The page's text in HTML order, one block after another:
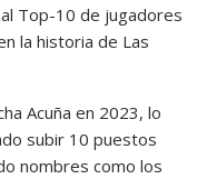
Top-10 de jugadores
la historia de Las
Acuña en 2023, lo
subir 10 puestos
nombres como los